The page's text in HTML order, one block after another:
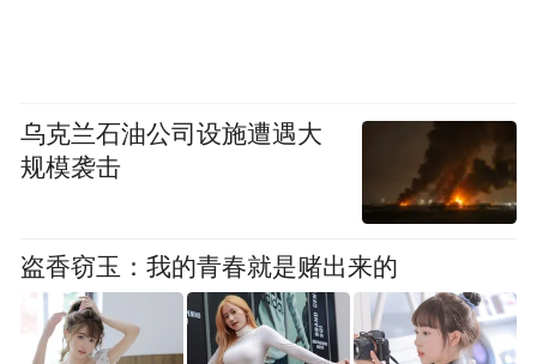
乌克兰石油公司设施遭遇大
规模袭击
盗香窃玉：我的青春就是赌出来的